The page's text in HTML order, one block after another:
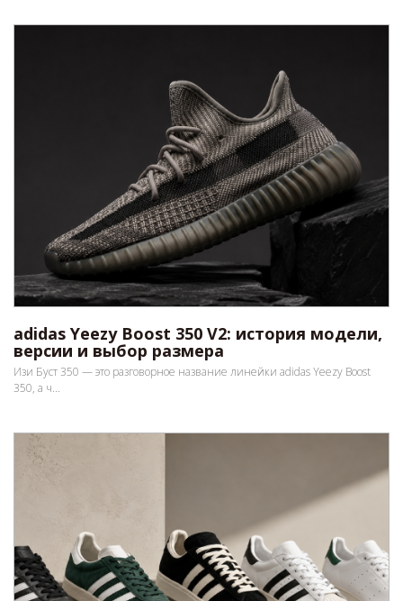
adidas Yeezy Boost 350 V2: история модели,
версии и выбор размера
Изи Буст 350 — это разговорное название линейки adidas Yeezy Boost
350, а ч...